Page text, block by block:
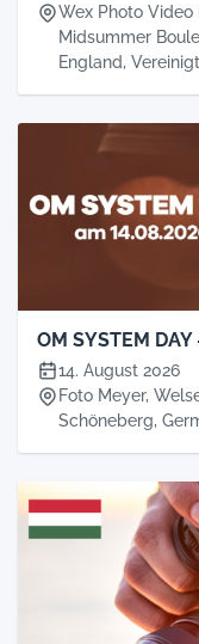
Wex Photo Video
Midsummer
England,
OM SYSTEM
14. August 2026
Foto Meyer,
Schöneberg,